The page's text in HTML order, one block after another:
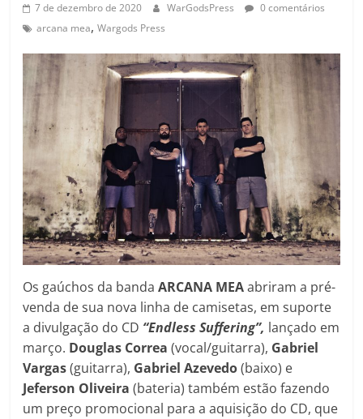
7 de dezembro de 2020 WarGodsPress
0 comentários
arcana mea,Wargods Press
Os gaúchos da bandaARCANA MEAabriram a pré-
venda de sua nova linha de camisetas, em suporte
a divulgação do CD “Endless Suffering”, lançado em
março. Douglas Correa (vocal/guitarra), Gabriel
Vargas(guitarra), Gabriel Azevedo(baixo) e
Jeferson Oliveira (bateria) também estão fazendo
um preço promocional para a aquisição do CD, que